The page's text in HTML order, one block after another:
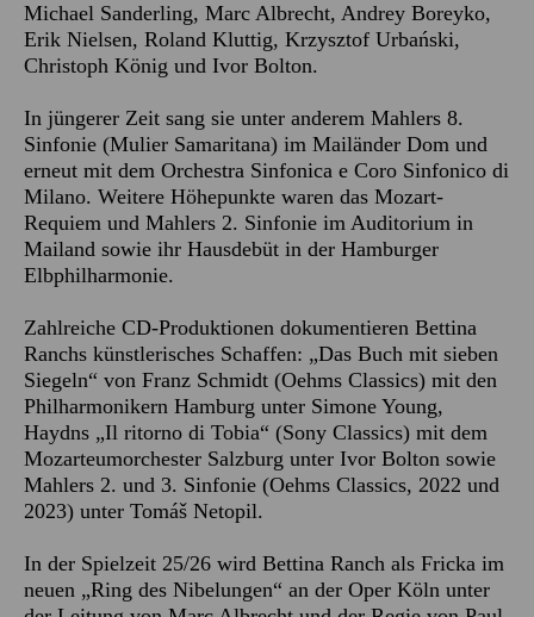
Michael Sanderling, Marc Albrecht, Andrey Boreyko,
Erik Nielsen, Roland Kluttig, Krzysztof Urbański,
Christoph König und Ivor Bolton.
In jüngerer Zeit sang sie unter anderem Mahlers 8.
Sinfonie (Mulier Samaritana) im Mailänder Dom und
erneut mit dem Orchestra Sinfonica e Coro Sinfonico di
Milano. Weitere Höhepunkte waren das Mozart-
Requiem und Mahlers 2. Sinfonie im Auditorium in
Mailand sowie ihr Hausdebüt in der Hamburger
Elbphilharmonie.
Zahlreiche CD-Produktionen dokumentieren Bettina
Ranchs künstlerisches Schaffen: „Das Buch mit sieben
Siegeln“ von Franz Schmidt (Oehms Classics) mit den
Philharmonikern Hamburg unter Simone Young,
Haydns „Il ritorno di Tobia“ (Sony Classics) mit dem
Mozarteumorchester Salzburg unter Ivor Bolton sowie
Mahlers 2. und 3. Sinfonie (Oehms Classics, 2022 und
2023) unter Tomáš Netopil.
In der Spielzeit 25/26 wird Bettina Ranch als Fricka im
neuen „Ring des Nibelungen“ an der Oper Köln unter